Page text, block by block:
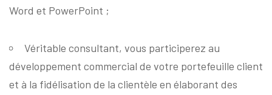
Word et PowerPoint ;
Véritable consultant, vous participerez au
développement commercial de votre portefeuille client
et à la fidélisation de la clientèle en élaborant des